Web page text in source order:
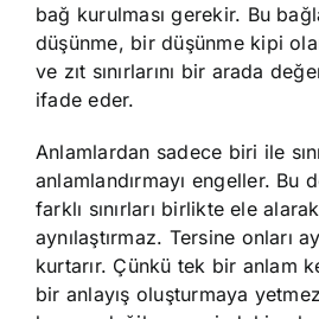
bağ kurulması gerekir. Bu
düşünme, bir düşünme kipi
ve zıt sınırlarını bir arada
ifade eder.
Anlamlardan sadece biri ile
anlamlandırmayı engeller. Bu
farklı sınırları birlikte ele
aynılaştırmaz. Tersine onları
kurtarır. Çünkü tek bir anlam
bir anlayış oluşturmaya